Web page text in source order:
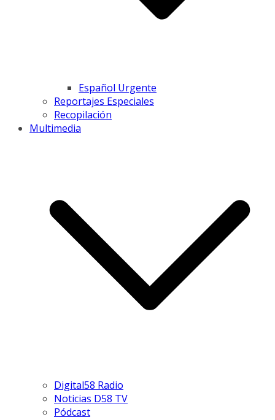
Español Urgente
Reportajes Especiales
Recopilación
Multimedia
Digital58 Radio
Noticias D58 TV
Pódcast